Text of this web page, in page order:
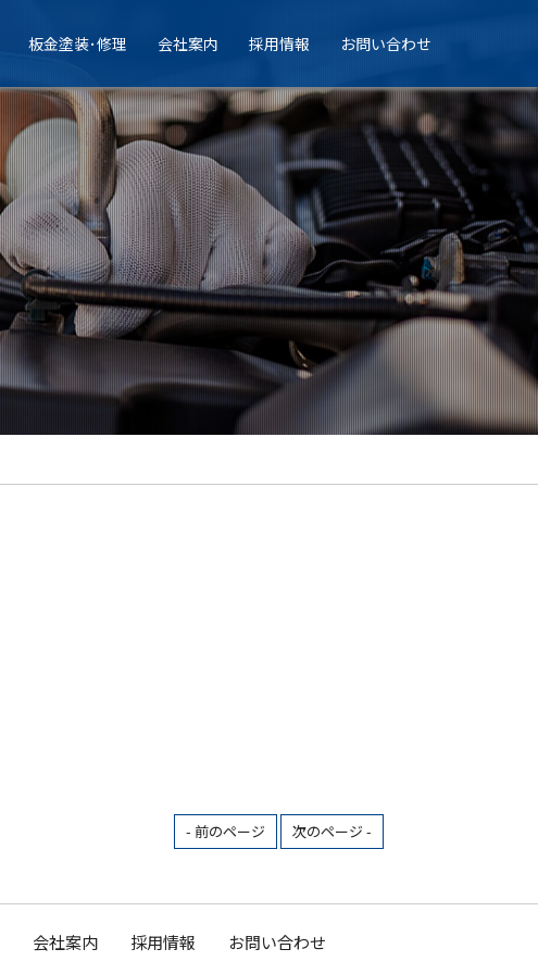
板金塗装･修理 会社案内 採用情報 お問い合わせ
- 前のページ 次のページ -
会社案内 採用情報 お問い合わせ